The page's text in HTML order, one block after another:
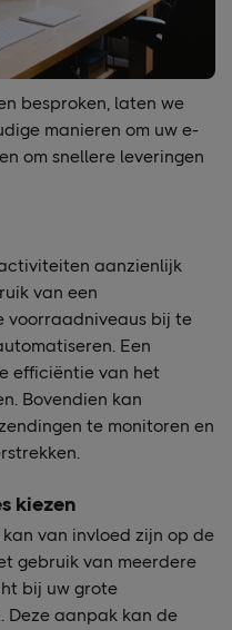
besproken, laten we
manieren om uw e-
om snellere leveringen
aanzienlijk
van een
voorraadniveaus bij te
Een
efficiëntie van het
Bovendien kan
te monitoren en
kiezen
van invloed zijn op de
gebruik van meerdere
bij uw grote
Deze aanpak kan de